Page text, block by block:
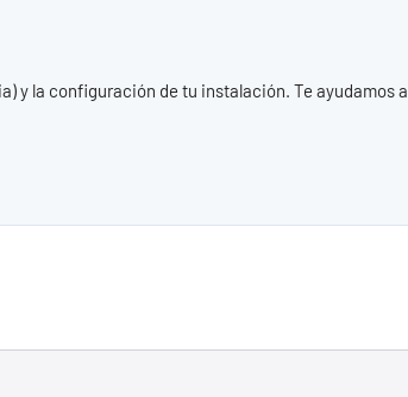
y la configuración de tu instalación. Te ayudamos a